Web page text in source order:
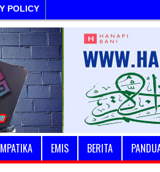
POLICY
EMIS BERITA